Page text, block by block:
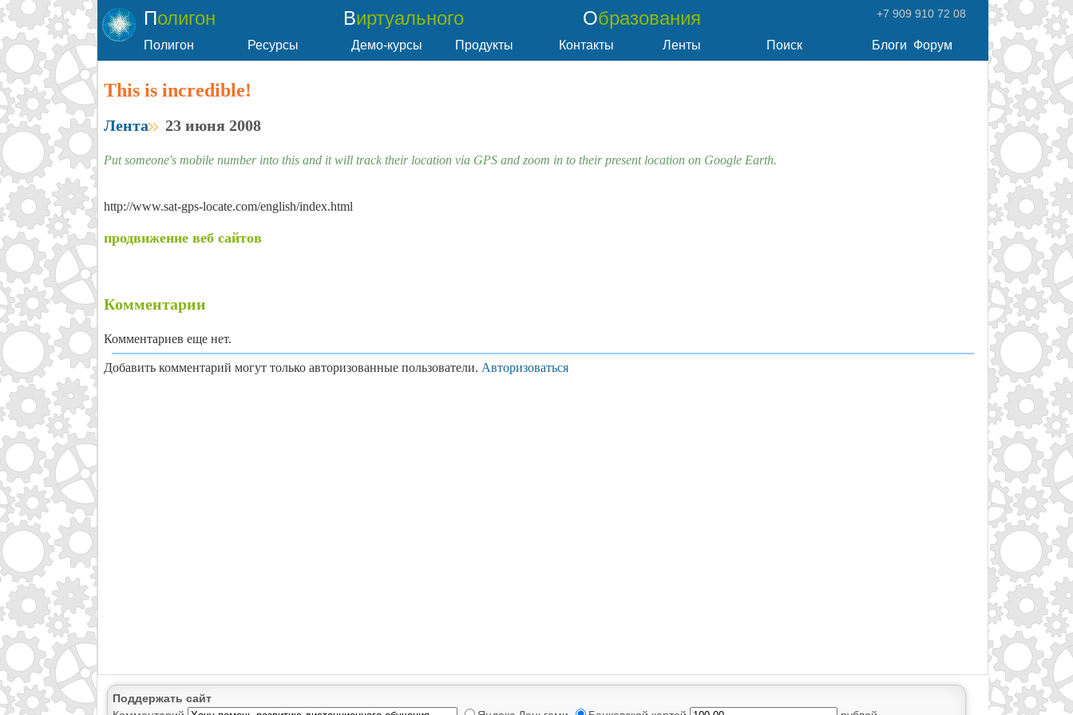
Полигон Виртуального Образования +7 909 910 72 08
Полигон Ресурсы Демо-курсы Продукты Контакты Ленты Поиск Блоги Форум
This is incredible!
Лента 23 июня 2008
Put someone's mobile number into this and it will track their location via GPS and zoom in to their present location on Google Earth.
http://www.sat-gps-locate.com/english/index.html
продвижение веб сайтов
Комментарии
Комментариев еще нет.
Добавить комментарий могут только авторизованные пользователи. Авторизоваться
Поддержать сайт